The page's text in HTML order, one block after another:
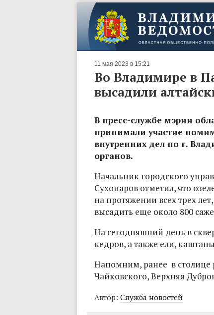
11 мая 2023 в 15:21
Во Владимире в
высадили
В пресс-службе мэрии
принимали участие
внутренних дел по г.
органов.
Начальник городского
Сухопаров отметил, что
на протяжении всех трех
высадить еще около 800
На сегодняшний день в
кедров, а также ели,
Напомним, ранее в столице
Чайковского, Верхняя
Автор: Служба новостей